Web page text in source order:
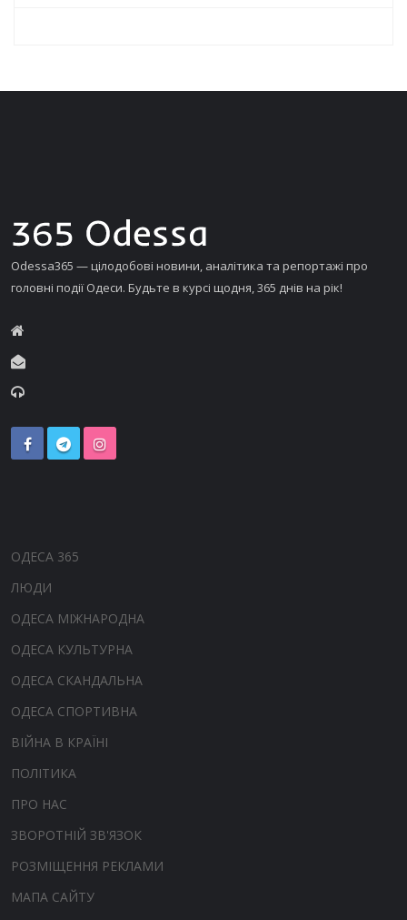
Odessa365 — цілодобові новини, аналітика та репортажі про
головні події Одеси. Будьте в курсі щодня, 365 днів на рік!
ОДЕСА 365
ЛЮДИ
ОДЕСА МІЖНАРОДНА
ОДЕСА КУЛЬТУРНА
ОДЕСА СКАНДАЛЬНА
ОДЕСА СПОРТИВНА
ВІЙНА В КРАЇНІ
ПОЛІТИКА
ПРО НАС
ЗВОРОТНІЙ ЗВ'ЯЗОК
РОЗМІЩЕННЯ РЕКЛАМИ
МАПА САЙТУ